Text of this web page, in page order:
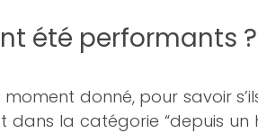
été performants ?
donné, pour savoir
la catégorie “depuis